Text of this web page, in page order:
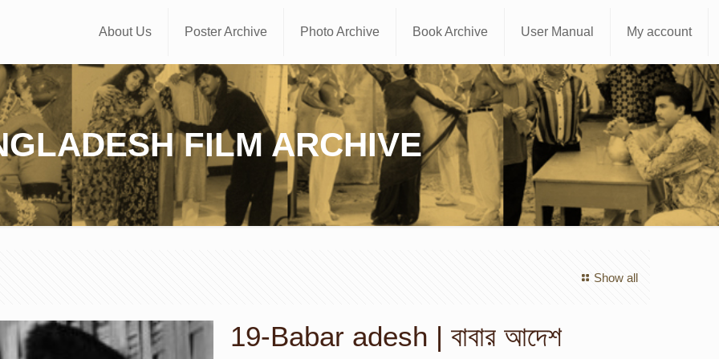
About Us Poster Archive Photo Archive Book Archive User Manual My account
FILM ARCHIVE
Show all
19-Babar adesh | বাবার আদেশ